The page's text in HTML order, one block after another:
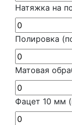
Натяжка на
Полировка
Матовая
Фацет 10 мм